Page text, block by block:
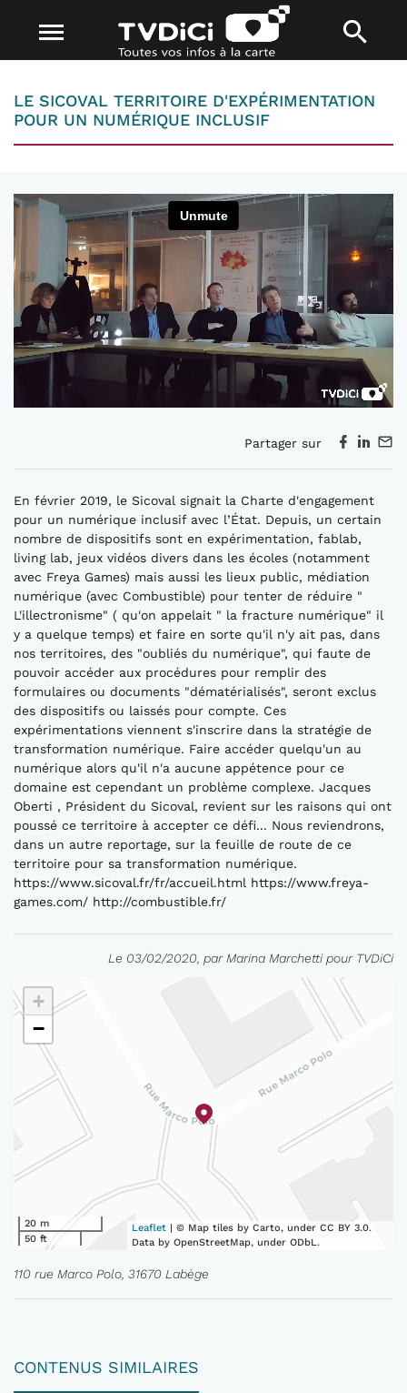
LE SICOVAL TERRITOIRE D'EXPÉRIMENTATION
POUR UN NUMÉRIQUE INCLUSIF
Partager sur
En février 2019, le Sicoval signait la Charte d'engagement
pour un numérique inclusif avec l’État. Depuis, un certain
nombre de dispositifs sont en expérimentation, fablab,
living lab, jeux vidéos divers dans les écoles (notamment
avec Freya Games) mais aussi les lieux public, médiation
numérique (avec Combustible) pour tenter de réduire "
L'illectronisme" ( qu'on appelait " la fracture numérique" il
y a quelque temps) et faire en sorte qu'il n'y ait pas, dans
nos territoires, des "oubliés du numérique", qui faute de
pouvoir accéder aux procédures pour remplir des
formulaires ou documents "dématérialisés", seront exclus
des dispositifs ou laissés pour compte. Ces
expérimentations viennent s'inscrire dans la stratégie de
transformation numérique. Faire accéder quelqu'un au
numérique alors qu'il n'a aucune appétence pour ce
domaine est cependant un problème complexe. Jacques
Oberti , Président du Sicoval, revient sur les raisons qui ont
poussé ce territoire à accepter ce défi... Nous reviendrons,
dans un autre reportage, sur la feuille de route de ce
territoire pour sa transformation numérique.
https://www.sicoval.fr/fr/accueil.html https://www.freya-
games.com/ http://combustible.fr/
Le 03/02/2020, par Marina Marchetti pour TVDiCi
+
−
20 m
50 ft
Leaflet | © Map tiles by Carto, under CC BY 3.0.
Data by OpenStreetMap, under ODbL.
110 rue Marco Polo, 31670 Labège
CONTENUS SIMILAIRES